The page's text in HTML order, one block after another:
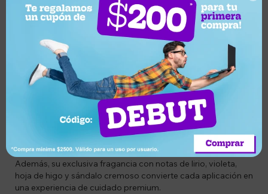
Lográ un cabello más liso, suave y libre de frizz con el Pack
L'Oréal Professionnel Keratin Alpha Sleek, una rutina
profesional diseñada para transformar la apariencia y textura
del cabello desde el primer uso. Este completo tratamiento
combina Shampoo, Máscara Capilar y Smooth Transformer,
trabajando en conjunto para limpiar, nutrir profundamente y
controlar el volumen, proporcionando un acabado sedoso y
Su tecnología enriquecida con queratina ayuda a fortalecer
la fibra capilar, mejorando la manejabilidad y reduciendo el
encrespamiento. Es ideal para cabellos con frizz, rebeldes o
químicamente tratados que buscan un efecto liso duradero y
una apariencia saludable.
Además, su exclusiva fragancia con notas de lirio, violeta,
hoja de higo y sándalo cremoso convierte cada aplicación en
una experiencia de cuidado premium.